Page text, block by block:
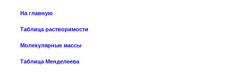
На главную
Таблица растворимости
Молекулярные массы
Таблица Менделеева